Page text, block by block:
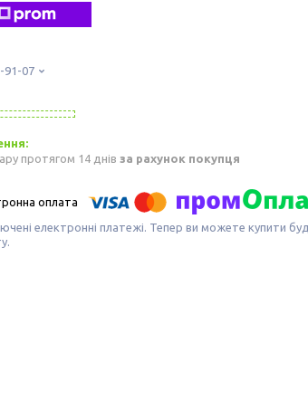
91-07
протягом 14 днів за рахунок покупця
електронні платежі. Тепер ви можете купити